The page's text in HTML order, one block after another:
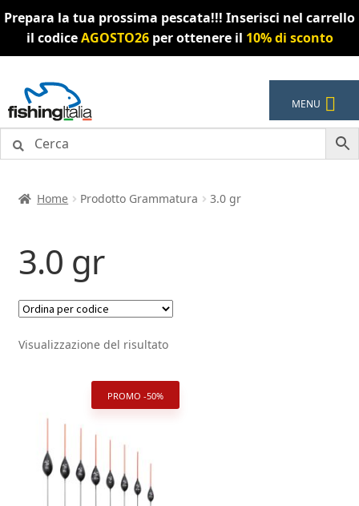
Prepara la tua prossima pescata!!! Inserisci nel carrello
il codiceAGOSTO26per ottenere il 10% di sconto
alla
navigazione
al
contenuto
MENU
Home Prodotto Grammatura 3.0 gr
3.0 gr
Visualizzazione del risultato
PROMO -50%